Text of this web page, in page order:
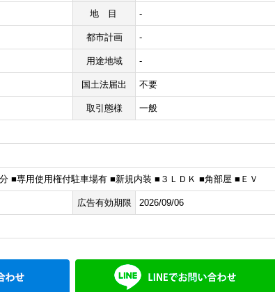
地目 -
都市計画 -
用途地域 -
国土法届出 不要
取引態様 一般
■専用使用権付駐車場有 ■新規内装 ■３ＬＤＫ ■角部屋 ■ＥＶ
広告有効期限 2026/09/06
メールでお問い合わせ